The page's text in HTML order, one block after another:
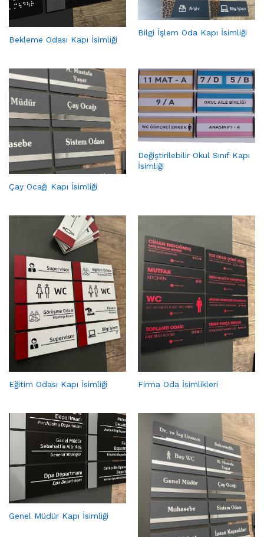
Bekleme Odası Kapı İsimliği
Bilgi İşlem Oda Kapı İsimliği
Çay Ocağı Kapı İsimliği
Değiştirilebilir Okul Sınıf Kapı
İsimliği
Eğitim Odası Kapı İsimliği Firma Oda İsimlikleri
Genel Müdür Kapı İsimliği